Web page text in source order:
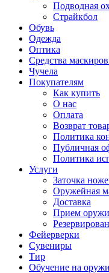
Подводная
Страйкбол
Обувь
Одежда
Оптика
Средства
Чучела
Покупателям
Как купить
О нас
Оплата
Возврат
Политика
Публичная
Политика
Услуги
Заточка
Оружейная
Доставка
Прием
Фейерверки
Сувениры
Тир
Обучение на